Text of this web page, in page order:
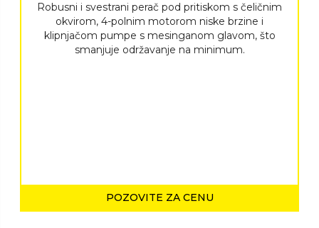
Robusni i svestrani perač pod pritiskom s čeličnim
okvirom, 4-polnim motorom niske brzine i
klipnjačom pumpe s mesinganom glavom, što
smanjuje održavanje na minimum.
POZOVITE ZA CENU